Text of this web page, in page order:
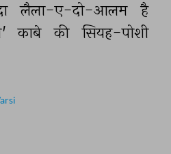
लैला-ए-दो-आलम
है
काबे की सियह-पोशी